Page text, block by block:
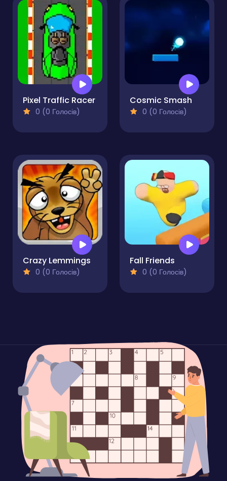
Pixel Traffic Racer
0 (0 Голосів)
Cosmic Smash
0 (0 Голосів)
Crazy Lemmings
0 (0 Голосів)
Fall Friends
0 (0 Голосів)